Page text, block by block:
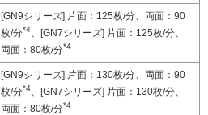
[GN9シリーズ] 片面：125枚/分、両面：90
枚/分*4
、[GN7シリーズ] 片面：125枚/分、
両面：80枚/分*4
[GN9シリーズ] 片面：130枚/分、両面：90
枚/分*4
、[GN7シリーズ] 片面：130枚/分、
両面：80枚/分*4